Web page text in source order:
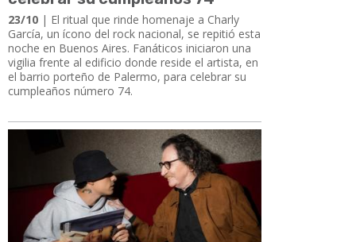
23/10 | El ritual que rinde homenaje a Charly
García, un ícono del rock nacional, se repitió esta
noche en Buenos Aires. Fanáticos iniciaron una
vigilia frente al edificio donde reside el artista, en
el barrio porteño de Palermo, para celebrar su
cumpleaños número 74.